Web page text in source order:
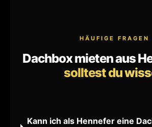
HÄUFIGE FRAGEN
Dachbox mieten aus
solltest du
Kann ich als Hennefer eine